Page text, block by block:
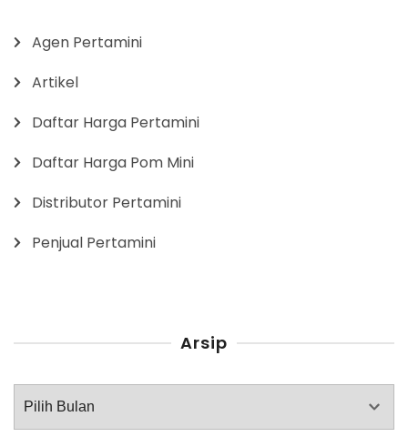
Agen Pertamini
Artikel
Daftar Harga Pertamini
Daftar Harga Pom Mini
Distributor Pertamini
Penjual Pertamini
Arsip
Arsip